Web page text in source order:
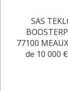
SAS
77100
de 10 000